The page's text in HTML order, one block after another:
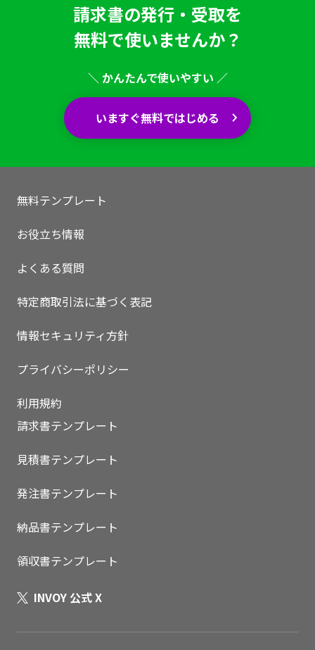
請求書の発行・受取を
無料で使いませんか？
＼ かんたんで使いやすい ／
いますぐ無料ではじめる
無料テンプレート
お役立ち情報
よくある質問
特定商取引法に基づく表記
情報セキュリティ方針
プライバシーポリシー
利用規約
請求書テンプレート
見積書テンプレート
発注書テンプレート
納品書テンプレート
領収書テンプレート
INVOY 公式 X